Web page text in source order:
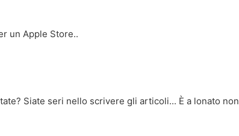
un Apple Store..
Siate seri nello scrivere gli articoli... È a lonato non